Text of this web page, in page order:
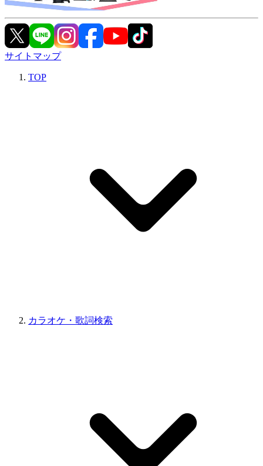
サイトマップ
TOP
カラオケ・歌詞検索